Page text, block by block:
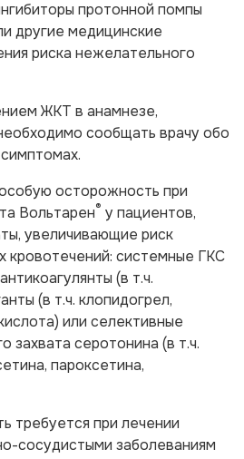
протонной помпы
другие медицинские
риска нежелательного
ЖКТ в анамнезе,
сообщать врачу обо
осторожность при
Вольтарен® у пациентов,
увеличивающие риск
кровотечений: системные ГКС
(в т.ч.
(в т.ч. клопидогрел,
или селективные
захвата серотонина (в т.ч.
пароксетина,
требуется при лечении
сосудистыми заболеваниям